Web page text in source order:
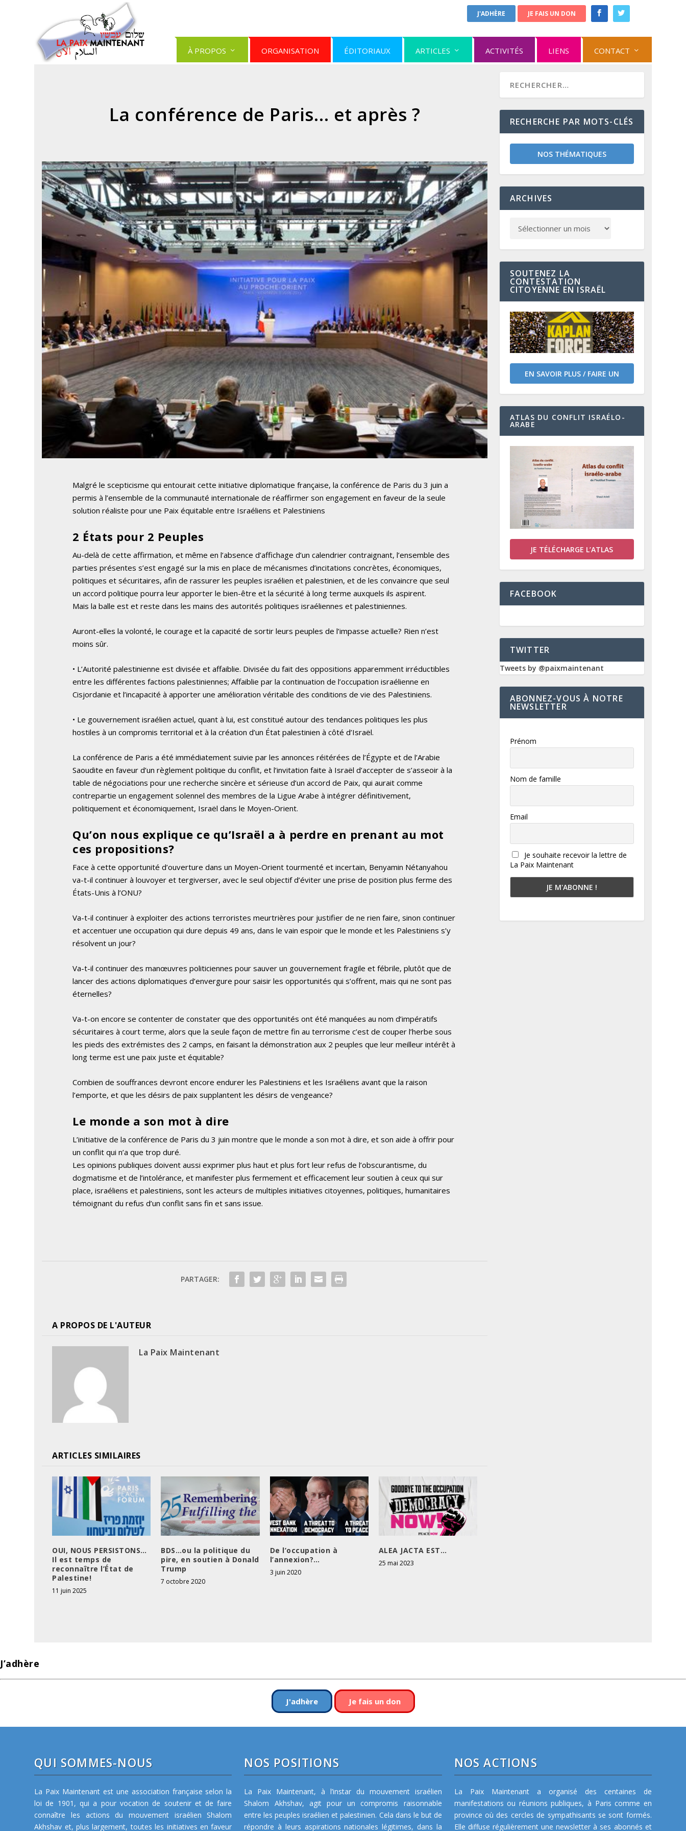
J'ADHÈRE JE FAIS UN DON
À PROPOS ORGANISATION ÉDITORIAUX ARTICLES ACTIVITÉS LIENS CONTACT
La conférence de Paris… et après ?
Malgré le scepticisme qui entourait cette initiative diplomatique française, la conférence de Paris du 3 juin a
permis à l’ensemble de la communauté internationale de réaffirmer son engagement en faveur de la seule
solution réaliste pour une Paix équitable entre Israéliens et Palestiniens
2 États pour 2 Peuples
Au-delà de cette affirmation, et même en l’absence d’affichage d’un calendrier contraignant, l’ensemble des
parties présentes s’est engagé sur la mis en place de mécanismes d’incitations concrètes, économiques,
politiques et sécuritaires, afin de rassurer les peuples israélien et palestinien, et de les convaincre que seul
un accord politique pourra leur apporter le bien-être et la sécurité à long terme auxquels ils aspirent.
Mais la balle est et reste dans les mains des autorités politiques israéliennes et palestiniennes.
Auront-elles la volonté, le courage et la capacité de sortir leurs peuples de l’impasse actuelle? Rien n’est
moins sûr.
• L’Autorité palestinienne est divisée et affaiblie. Divisée du fait des oppositions apparemment irréductibles
entre les différentes factions palestiniennes; Affaiblie par la continuation de l’occupation israélienne en
Cisjordanie et l’incapacité à apporter une amélioration véritable des conditions de vie des Palestiniens.
• Le gouvernement israélien actuel, quant à lui, est constitué autour des tendances politiques les plus
hostiles à un compromis territorial et à la création d’un État palestinien à côté d’Israël.
La conférence de Paris a été immédiatement suivie par les annonces réitérées de l’Égypte et de l’Arabie
Saoudite en faveur d’un règlement politique du conflit, et l’invitation faite à Israël d’accepter de s’asseoir à la
table de négociations pour une recherche sincère et sérieuse d’un accord de Paix, qui aurait comme
contrepartie un engagement solennel des membres de la Ligue Arabe à intégrer définitivement,
politiquement et économiquement, Israël dans le Moyen-Orient.
Qu’on nous explique ce qu’Israël a à perdre en prenant au mot
ces propositions?
Face à cette opportunité d’ouverture dans un Moyen-Orient tourmenté et incertain, Benyamin Nétanyahou
va-t-il continuer à louvoyer et tergiverser, avec le seul objectif d’éviter une prise de position plus ferme des
États-Unis à l’ONU?
Va-t-il continuer à exploiter des actions terroristes meurtrières pour justifier de ne rien faire, sinon continuer
et accentuer une occupation qui dure depuis 49 ans, dans le vain espoir que le monde et les Palestiniens s’y
résolvent un jour?
Va-t-il continuer des manœuvres politiciennes pour sauver un gouvernement fragile et fébrile, plutôt que de
lancer des actions diplomatiques d’envergure pour saisir les opportunités qui s’offrent, mais qui ne sont pas
éternelles?
Va-t-on encore se contenter de constater que des opportunités ont été manquées au nom d’impératifs
sécuritaires à court terme, alors que la seule façon de mettre fin au terrorisme c’est de couper l’herbe sous
les pieds des extrémistes des 2 camps, en faisant la démonstration aux 2 peuples que leur meilleur intérêt à
long terme est une paix juste et équitable?
Combien de souffrances devront encore endurer les Palestiniens et les Israéliens avant que la raison
l’emporte, et que les désirs de paix supplantent les désirs de vengeance?
Le monde a son mot à dire
L’initiative de la conférence de Paris du 3 juin montre que le monde a son mot à dire, et son aide à offrir pour
un conflit qui n’a que trop duré.
Les opinions publiques doivent aussi exprimer plus haut et plus fort leur refus de l’obscurantisme, du
dogmatisme et de l’intolérance, et manifester plus fermement et efficacement leur soutien à ceux qui sur
place, israéliens et palestiniens, sont les acteurs de multiples initiatives citoyennes, politiques, humanitaires
témoignant du refus d’un conflit sans fin et sans issue.
PARTAGER:
A PROPOS DE L'AUTEUR
La Paix Maintenant
ARTICLES SIMILAIRES
OUI, NOUS PERSISTONS…
Il est temps de
reconnaître l’État de
Palestine!
11 juin 2025
BDS…ou la politique du
pire, en soutien à Donald
Trump
7 octobre 2020
De l’occupation à
l’annexion?…
3 juin 2020
ALEA JACTA EST…
25 mai 2023
RECHERCHE PAR MOTS-CLÉS
NOS THÉMATIQUES
ARCHIVES
SOUTENEZ LA
CONTESTATION
CITOYENNE EN ISRAËL
EN SAVOIR PLUS / FAIRE UN
DON
ATLAS DU CONFLIT ISRAÉLO-
ARABE
JE TÉLÉCHARGE L’ATLAS
FACEBOOK
TWITTER
Tweets by @paixmaintenant
ABONNEZ-VOUS À NOTRE
NEWSLETTER
Prénom
Nom de famille
Email
Je souhaite recevoir la lettre de
La Paix Maintenant
J’adhère
J'adhère Je fais un don
QUI SOMMES-NOUS
La Paix Maintenant est une association française selon la
loi de 1901, qui a pour vocation de soutenir et de faire
connaître les actions du mouvement israélien Shalom
Akhshav et, plus largement, toutes les initiatives en faveur
NOS POSITIONS
La Paix Maintenant, à l’instar du mouvement israélien
Shalom Akhshav, agit pour un compromis raisonnable
entre les peuples israélien et palestinien. Cela dans le but de
répondre à leurs aspirations nationales légitimes, dans la
NOS ACTIONS
La Paix Maintenant a organisé des centaines de
manifestations ou réunions publiques, à Paris comme en
province où des cercles de sympathisants se sont formés.
Elle diffuse régulièrement une newsletter à ses abonnés et